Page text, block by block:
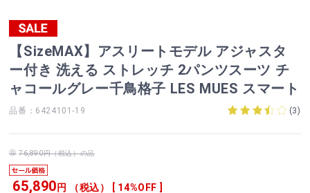
【SizeMAX】アスリートモデル アジャスタ
ー付き 洗える ストレッチ 2パンツスーツ チ
ャコールグレー千鳥格子 LES MUES スマート
品番：6424101-19 (3)
76,890円（税込）の品
65,890 円 （税込） [ 14%OFF ]